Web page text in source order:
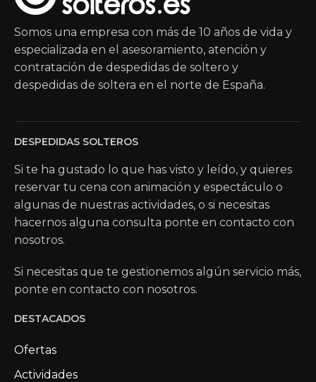
Somos una empresa con más de 10 años de vida y
especializada en el asesoramiento, atención y
contratación de despedidas de soltero y
despedidas de soltera en el norte de España.
DESPEDIDAS SOLTEROS
Si te ha gustado lo que has visto y leído, y quieres
reservar tu cena con animación y espectáculo o
algunas de nuestras actividades, o si necesitas
hacernos alguna consulta ponte en contacto con
nosotros.
Si necesitas que te gestionemos algún servicio más,
ponte en contacto con nosotros.
DESTACADOS
Ofertas
Actividades